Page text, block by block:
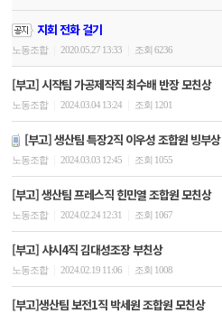
지회 전화 걸기
노동조합 2020.05.27 13:33 조회 6236
[부고] 시작팀 가공제작직 최수배 반장 모친상
노동조합 2024.03.04 13:24 조회 1201
[부고] 생산팀 특장2직 이우성 조합원 빙부상
노동조합 2024.03.03 12:45 조회 1055
[부고] 생산팀 프레스직 힌민열 조합원 모친상
노동조합 2024.02.24 12:31 조회 1067
[부고] 샤시4직 김대성조장 부친상
노동조합 2024.02.19 11:06 조회 1008
[부고]생산팀 보전1직 박세원 조합원 모친상